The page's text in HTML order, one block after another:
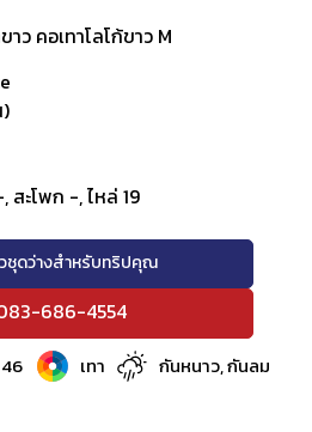
ว คอเทาโลโก้ขาว M
สะโพก -, ไหล่ 19
ชุดว่างสำหรับทริปคุณ
686-4554
46 เทา กันหนาว, กันลม